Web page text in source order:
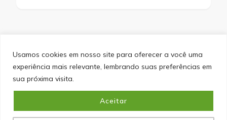
Usamos cookies em nosso site para oferecer a você uma
experiência mais relevante, lembrando suas preferências em
sua próxima visita.
Aceitar
&cópia; Direitos Autorais 2026Portal do Inferno
direitos reservados.Blossom PinIt | Desenvolvido por
SITEMAP POLÍTICA DE PRIVACIDADE
EQUIPE